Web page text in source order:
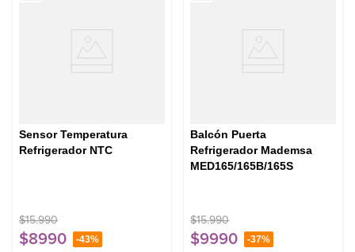
Sensor Temperatura
Refrigerador NTC
$15.990
$8990 -43%
Balcón Puerta
Refrigerador Mademsa
MED165/165B/165S
$15.990
$9990 -37%